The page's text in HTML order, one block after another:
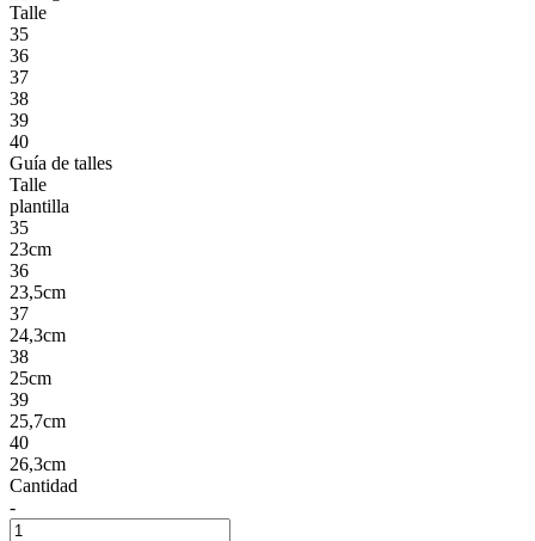
Talle
35
36
37
38
39
40
Guía de talles
Talle
plantilla
35
23cm
36
23,5cm
37
24,3cm
38
25cm
39
25,7cm
40
26,3cm
Cantidad
-